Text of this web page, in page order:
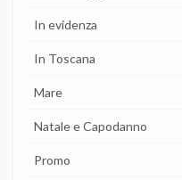
In evidenza
In Toscana
Mare
Natale e Capodanno
Promo